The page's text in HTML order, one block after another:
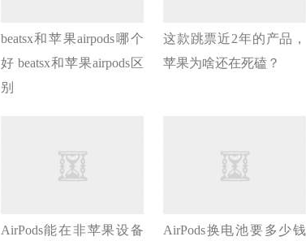
beatsx和苹果airpods哪个
好 beatsx和苹果airpods区
别
这款跳票近2年的产品，
苹果为啥还在死磕？
AirPods能在非苹果设备
AirPods换电池要多少钱